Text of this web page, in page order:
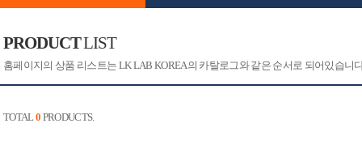
PRODUCTLIST
홈페이지의 상품 리스트는 LK LAB KOREA의 카탈로그와 같은 순서로 되어있습
TOTAL 0 PRODUCTS.